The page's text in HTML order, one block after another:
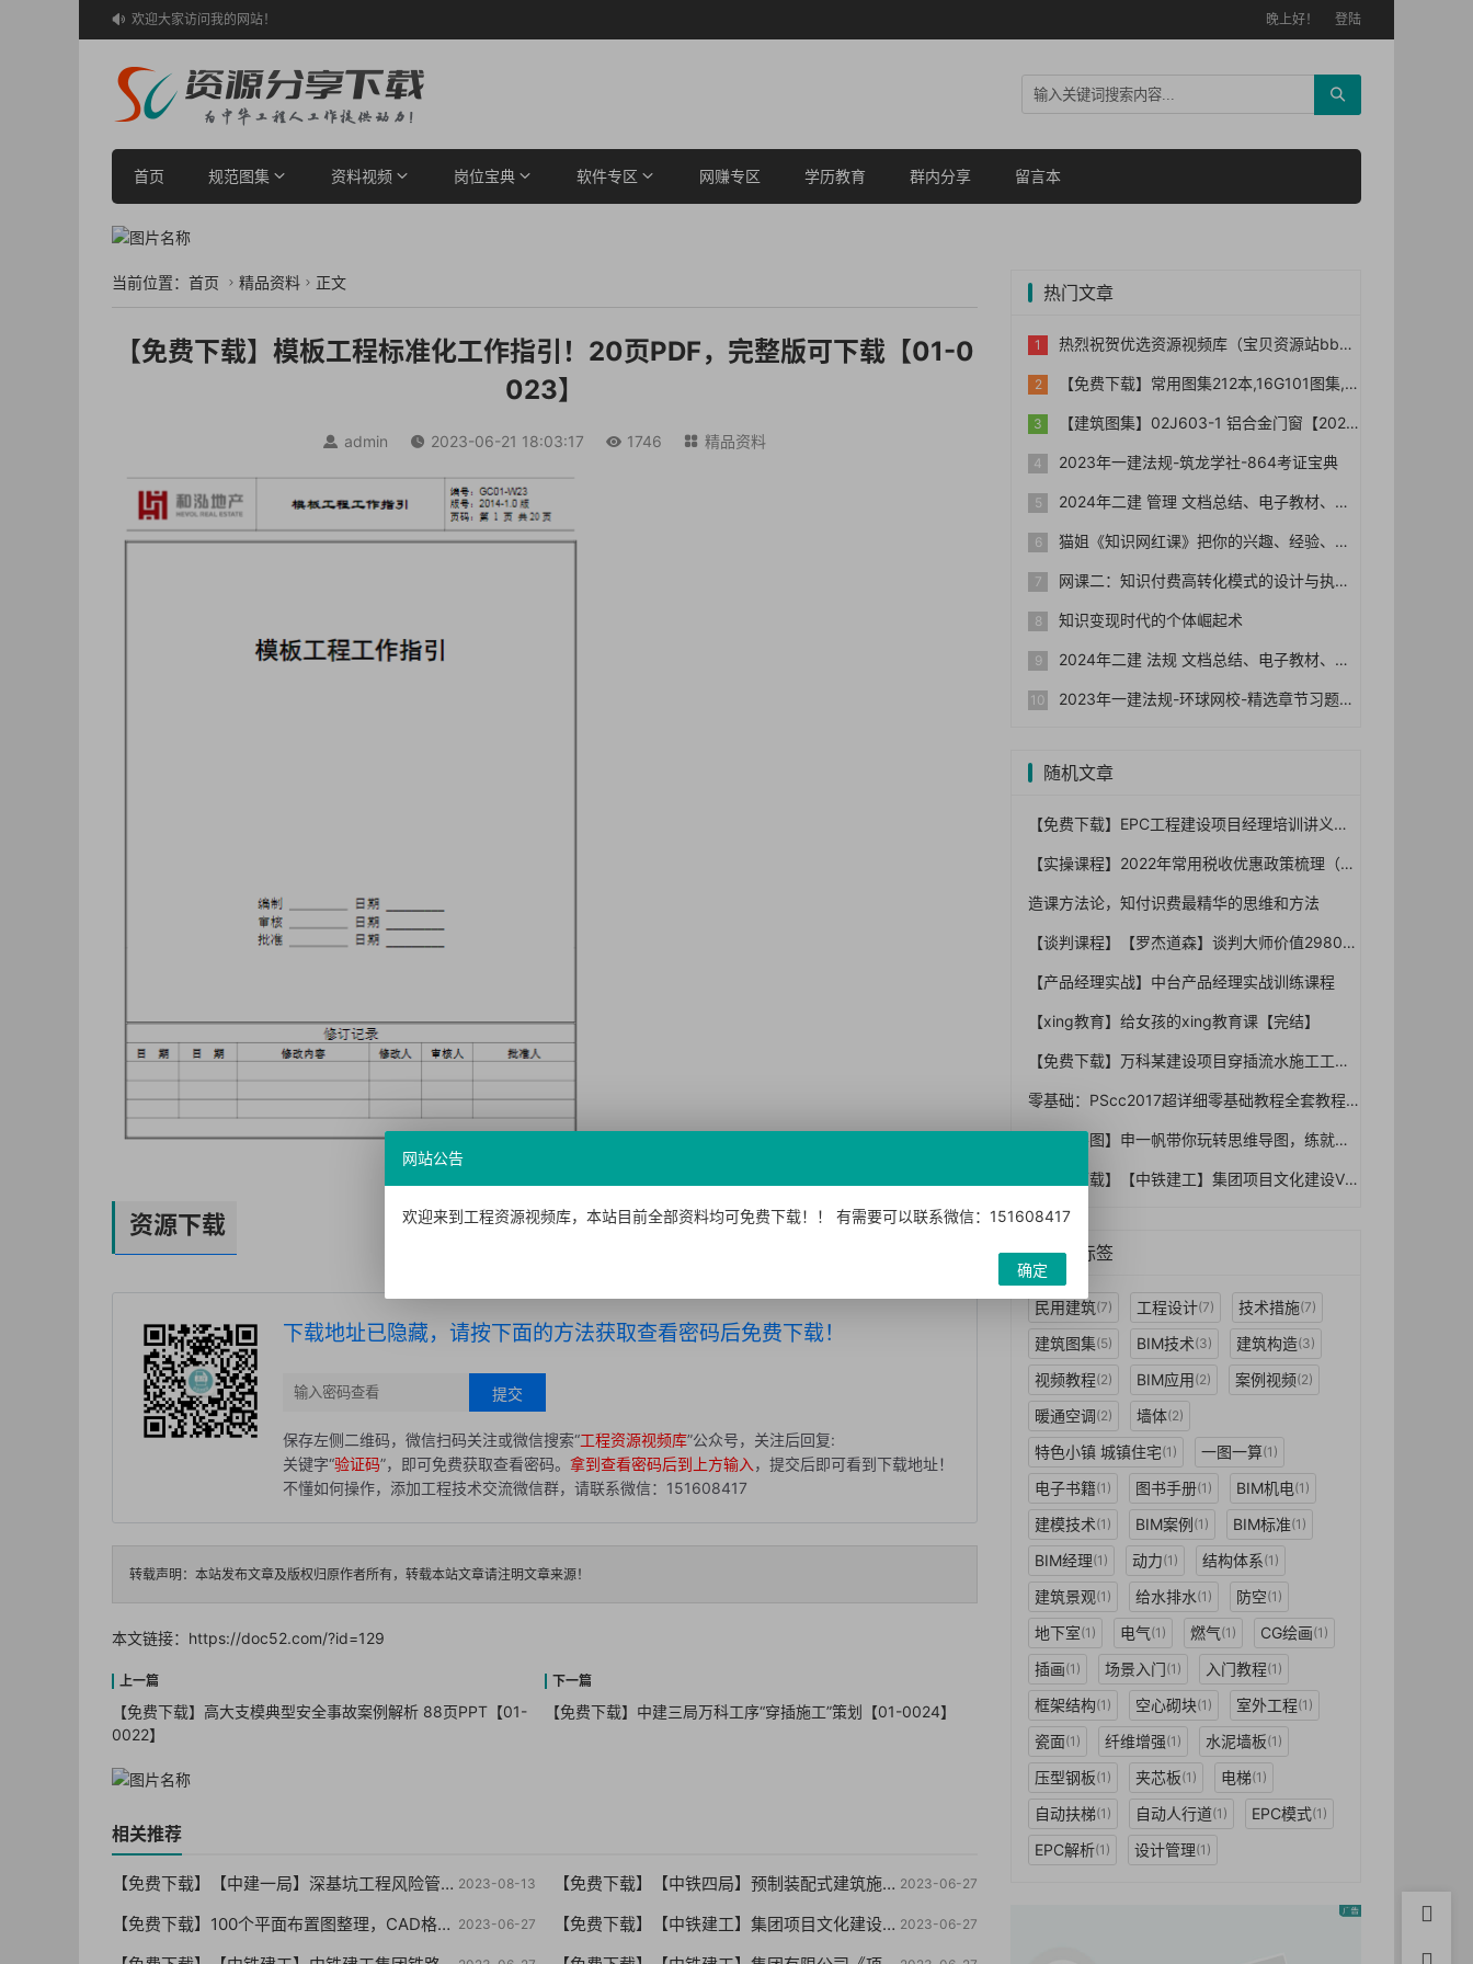
 欢迎大家访问我的网站！ 晚上好！ 登陆
首页 规范图集 资料视频 岗位宝典 软件专区 网赚专区 学历教育 群内分享 留言本
当前位置： 首页  精品资料  正文
【免费下载】模板工程标准化工作指引！20页PDF，完整版可下载【01-0
023】
 admin  2023-06-21 18:03:17  1746  精品资料
资源下载
下载地址已隐藏，请按下面的方法获取查看密码后免费下载！
提交
保存左侧二维码，微信扫码关注或微信搜索“工程资源视频库”公众号，关注后回复:
关键字“验证码”，即可免费获取查看密码。 拿到查看密码后到上方输入 ，提交后即可看到下载地址！
不懂如何操作，添加工程技术交流微信群，请联系微信：151608417
转载声明：本站发布文章及版权归原作者所有，转载本站文章请注明文章来源！
本文链接： https://doc52.com/?id=129
【免费下载】高大支模典型安全事故案例解析 88页PPT【01-
0022】
【免费下载】中建三局万科工序“穿插施工”策划【01-0024】
相关推荐
2023-08-13
【免费下载】【中建一局】深基坑工程风险管控要点及典型事故剖析（终版）PPT210页，可编辑！-2021年06月【01-0059】 2023-06-27
【免费下载】【中铁四局】预制装配式建筑施工技术，PPT76页【01-0058】
2023-06-27
【免费下载】100个平面布置图整理，CAD格式 （干货你值得拥有）【01-0057】 2023-06-27
【免费下载】【中铁建工】集团项目文化建设VI指导手册【01-0056】
热门文章
热烈祝贺优选资源视频库（宝贝资源站bb006）网站正式上线！！
【免费下载】常用图集212本,16G101图集,水电安装图集-254本【01-0014】
【建筑图集】02J603-1 铝合金门窗【2023国标建筑专业图集大全】
2023年一建法规-筑龙学社-864考证宝典
2024年二建 管理 文档总结、电子教材、历年真题
猫姐《知识网红课》把你的兴趣、经验、能力变成钱
网课二：知识付费高转化模式的设计与执行
知识变现时代的个体崛起术
2024年二建 法规 文档总结、电子教材、历年真题
2023年一建法规-环球网校-精选章节习题集+真题+模拟
随机文章
【免费下载】EPC工程建设项目经理培训讲义（110页，图文）【01-0033】
【实操课程】2022年常用税收优惠政策梳理（2022.2.25）
造课方法论，知付识费最精华的思维和方法
【谈判课程】【罗杰道森】谈判大师价值29800元的课程《优势谈判》(视频）
【产品经理实战】中台产品经理实战训练课程
【xing教育】给女孩的xing教育课【完结】
【免费下载】万科某建设项目穿插流水施工工法【01-0026】
零基础：PScc2017超详细零基础教程全套教程
【思维导图】申一帆带你玩转思维导图，练就最强大脑【完结】
【免费下载】【中铁建工】集团项目文化建设VI指导手册【01-0056】
热门标签
民用建筑(7) 工程设计(7) 技术措施(7)
建筑图集(5) BIM技术(3) 建筑构造(3)
视频教程(2) BIM应用(2) 案例视频(2)
暖通空调(2) 墙体(2)
特色小镇 城镇住宅(1) 一图一算(1)
电子书籍(1) 图书手册(1) BIM机电(1)
建模技术(1) BIM案例(1) BIM标准(1)
BIM经理(1) 动力(1) 结构体系(1)
建筑景观(1) 给水排水(1) 防空(1)
地下室(1) 电气(1) 燃气(1) CG绘画(1)
插画(1) 场景入门(1) 入门教程(1)
框架结构(1) 空心砌块(1) 室外工程(1)
瓷面(1) 纤维增强(1) 水泥墙板(1)
压型钢板(1) 夹芯板(1) 电梯(1)
自动扶梯(1) 自动人行道(1) EPC模式(1)
EPC解析(1) 设计管理(1)
网站公告
欢迎来到工程资源视频库，本站目前全部资料均可免费下载！！ 有需要可以联系微信：151608417
确定